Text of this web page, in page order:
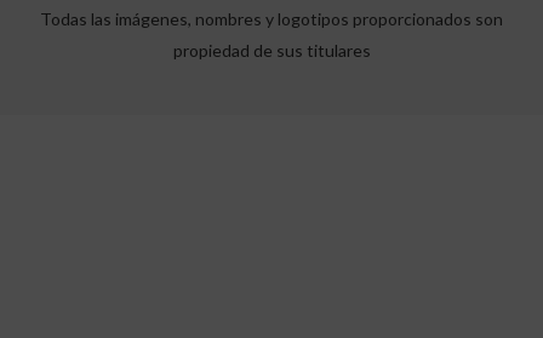
Todas las imágenes, nombres y logotipos proporcionados son
propiedad de sus titulares